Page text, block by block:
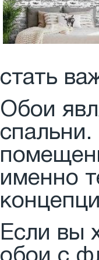
стать
Обои
именно
Если вы